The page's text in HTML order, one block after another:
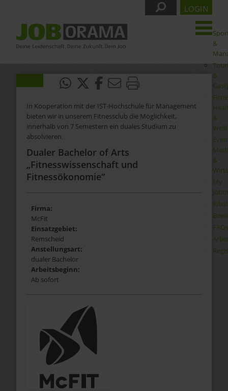
&
&
&
&
My
FAQs
LOGIN
In Kooperation mit der IST-Hochschule für Management
bieten wir in unserem Fitnessclub die Möglichkeit,
innerhalb von 7 Semestern ein duales Studium zu
absolvieren.
Dualer Bachelor of Arts
„Fitnesswissenschaft und
Fitnessökonomie“
Firma:
McFit
Einsatzgebiet:
Remscheid
Anstellungsart:
dualer Bachelor
Arbeitsbeginn:
Ab sofort